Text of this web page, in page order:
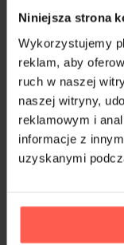
Niniejsza strona
Wykorzystujemy
reklam, aby
ruch w naszej
naszej witryny,
reklamowym i
informacje z
uzyskanymi